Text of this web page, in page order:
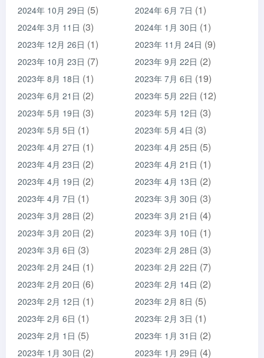
2024年 10月 29日 (5) 2024年 6月 7日 (1)
2024年 3月 11日 (3) 2024年 1月 30日 (1)
2023年 12月 26日 (1) 2023年 11月 24日 (9)
2023年 10月 23日 (7) 2023年 9月 22日 (2)
2023年 8月 18日 (1) 2023年 7月 6日 (19)
2023年 6月 21日 (2) 2023年 5月 22日 (12)
2023年 5月 19日 (3) 2023年 5月 12日 (3)
2023年 5月 5日 (1) 2023年 5月 4日 (3)
2023年 4月 27日 (1) 2023年 4月 25日 (5)
2023年 4月 23日 (2) 2023年 4月 21日 (1)
2023年 4月 19日 (2) 2023年 4月 13日 (2)
2023年 4月 7日 (1) 2023年 3月 30日 (3)
2023年 3月 28日 (2) 2023年 3月 21日 (4)
2023年 3月 20日 (2) 2023年 3月 10日 (1)
2023年 3月 6日 (3) 2023年 2月 28日 (3)
2023年 2月 24日 (1) 2023年 2月 22日 (7)
2023年 2月 20日 (6) 2023年 2月 14日 (2)
2023年 2月 12日 (1) 2023年 2月 8日 (5)
2023年 2月 6日 (1) 2023年 2月 3日 (1)
2023年 2月 1日 (5) 2023年 1月 31日 (2)
2023年 1月 30日 (2) 2023年 1月 29日 (4)